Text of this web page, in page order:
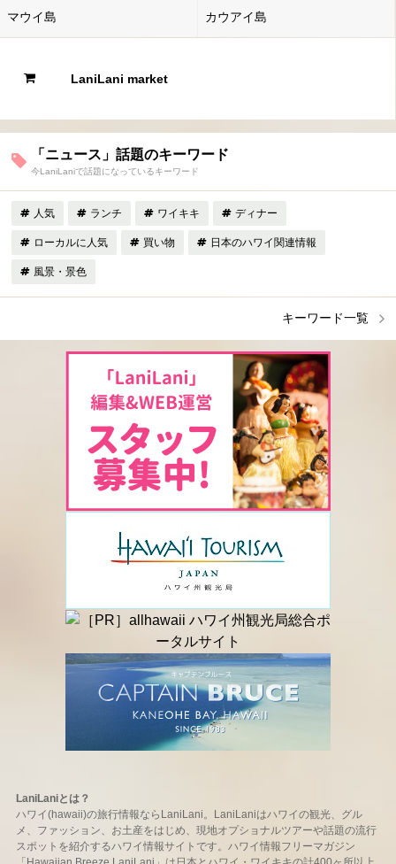
マウイ島 カウアイ島
LaniLani market
「ニュース」話題のキーワード
今LaniLaniで話題になっているキーワード
人気 ランチ ワイキキ ディナー
ローカルに人気 買い物 日本のハワイ関連情報
風景・景色
キーワード一覧
LaniLaniとは？
ハワイ(hawaii)の旅行情報ならLaniLani。LaniLaniはハワイの観光、グル
メ、ファッション、お土産をはじめ、現地オプショナルツアーや話題の流行
スポットを紹介するハワイ情報サイトです。ハワイ情報フリーマガジン